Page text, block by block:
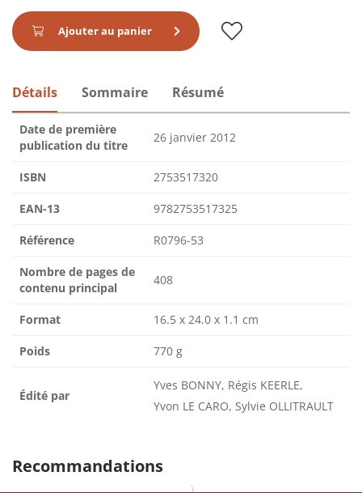
Ajouter au panier
Détails Sommaire Résumé
Date de première
publication du titre
26 janvier 2012
ISBN 2753517320
EAN-13 9782753517325
Référence R0796-53
Nombre de pages de
contenu principal
408
Format 16.5 x 24.0 x 1.1 cm
Poids 770 g
Édité par
Yves BONNY, Régis KEERLE,
Yvon LE CARO, Sylvie OLLITRAULT
Recommandations